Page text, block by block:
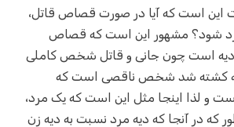
است که آیا در صورت قصاص قاتل،
رد شود؟ مشهور این است که قصاص
است چون جانی و قاتل شخص کاملی
کشته شد شخص ناقصی است که
لذا اینجا مثل این است که یک مرد،
که در آنجا که دیه مرد نسبت به دیه زن